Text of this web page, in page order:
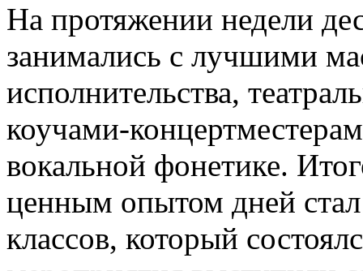
На протяжении недели
занимались с лучшими
исполнительства,
коучами-
вокальной фонетике.
ценным опытом дней
классов, который